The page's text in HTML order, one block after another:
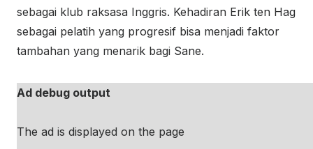
sebagai klub raksasa Inggris. Kehadiran Erik ten Hag
sebagai pelatih yang progresif bisa menjadi faktor
tambahan yang menarik bagi Sane.
Ad debug output
The ad is displayed on the page